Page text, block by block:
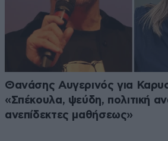
Θανάσης Αυγερινός για
«Σπέκουλα, ψεύδη, πολιτική
ανεπίδεκτες μαθήσεως»